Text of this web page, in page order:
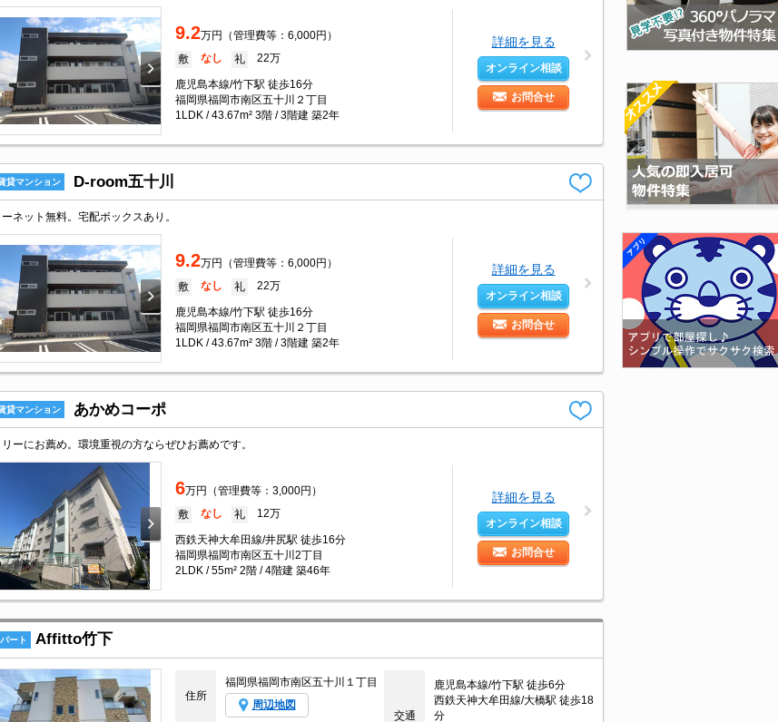
9.2万円（管理費等：6,000円）
敷 なし 礼 22万
鹿児島本線/竹下駅 徒歩16分
福岡県福岡市南区五十川２丁目
1LDK / 43.67m² 3階 / 3階建 築2年
詳細を見る
オンライン相談
お問合せ
貸マンション D-room五十川
ネット無料。宅配ボックスあり。
9.2万円（管理費等：6,000円）
敷 なし 礼 22万
鹿児島本線/竹下駅 徒歩16分
福岡県福岡市南区五十川２丁目
1LDK / 43.67m² 3階 / 3階建 築2年
詳細を見る
オンライン相談
お問合せ
貸マンション あかめコーポ
ーにお薦め。環境重視の方ならぜひお薦めです。
6万円（管理費等：3,000円）
敷 なし 礼 12万
西鉄天神大牟田線/井尻駅 徒歩16分
福岡県福岡市南区五十川2丁目
2LDK / 55m² 2階 / 4階建 築46年
詳細を見る
オンライン相談
お問合せ
ート Affitto竹下
住所
福岡県福岡市南区五十川１丁目
周辺地図
交通
鹿児島本線/竹下駅 徒歩6分
西鉄天神大牟田線/大橋駅 徒歩18
分